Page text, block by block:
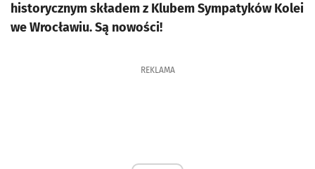
historycznym składem z Klubem Sympatyków Kolei
we Wrocławiu. Są nowości!
REKLAMA